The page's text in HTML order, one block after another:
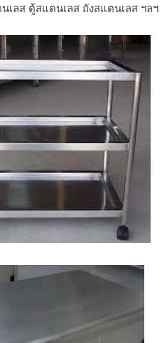
เลส ตู้สแตนเลส ถังสแตนเลส ฯลฯ